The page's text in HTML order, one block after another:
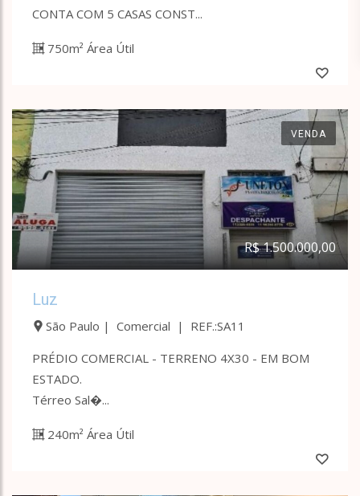
CONTA COM 5 CASAS CONST...
750m² Área Útil
VENDA
R$ 1.500.000,00
Luz
São Paulo | Comercial | REF.:SA11
PRÉDIO COMERCIAL - TERRENO 4X30 - EM BOM
ESTADO.
Térreo Sal�...
240m² Área Útil